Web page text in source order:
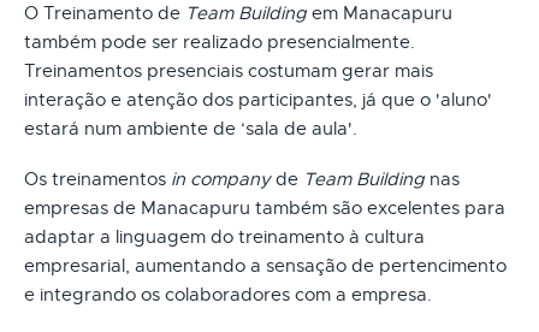
O Treinamento de Team Building em Manacapuru
também pode ser realizado presencialmente.
Treinamentos presenciais costumam gerar mais
interação e atenção dos participantes, já que o 'aluno'
estará num ambiente de ‘sala de aula'.
Os treinamentos in companyde Team Building nas
empresas de Manacapuru também são excelentes para
adaptar a linguagem do treinamento à cultura
empresarial, aumentando a sensação de pertencimento
e integrando os colaboradores com a empresa.